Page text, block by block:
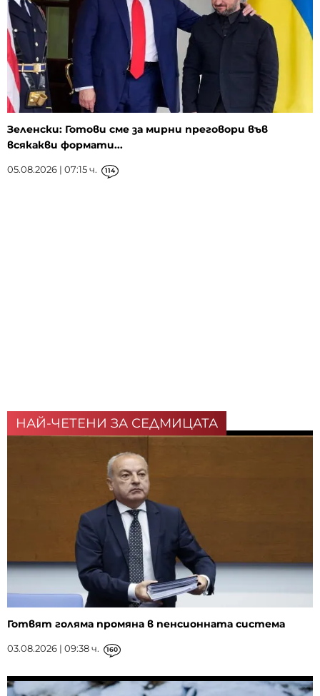
Зеленски: Готови сме за мирни преговори във
всякакви формати...
05.08.2026 | 07:15 ч. 114
НАЙ-ЧЕТЕНИ ЗА СЕДМИЦАТА
Готвят голяма промяна в пенсионната система
03.08.2026 | 09:38 ч. 160